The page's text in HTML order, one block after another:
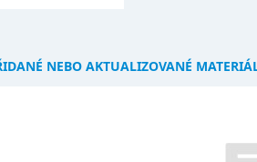
NEBO AKTUALIZOVANÉ